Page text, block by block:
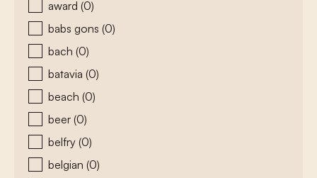
award (0)
babs gons (0)
bach (0)
batavia (0)
beach (0)
beer (0)
belfry (0)
belgian (0)